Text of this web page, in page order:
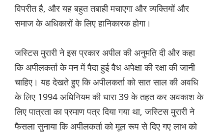
विपरीत है, और यह बहुत तबाही मचाएगा और व्यक्तियों और
समाज के अधिकारों के लिए हानिकारक होगा।
जस्टिस मुरारी ने इस प्रकार अपील की अनुमति दी और कहा
कि अपीलकर्ता के मन में पैदा हुई वैध अपेक्षा की रक्षा की जानी
चाहिए। यह देखते हुए कि अपीलकर्ता को सात साल की अवधि
के लिए 1994 अधिनियम की धारा 39 के तहत कर अवकाश के
लिए पात्रता का प्रमाण पत्र दिया गया था, जस्टिस मुरारी ने
फैसला सुनाया कि अपीलकर्ता को मूल रूप से दिए गए लाभ को